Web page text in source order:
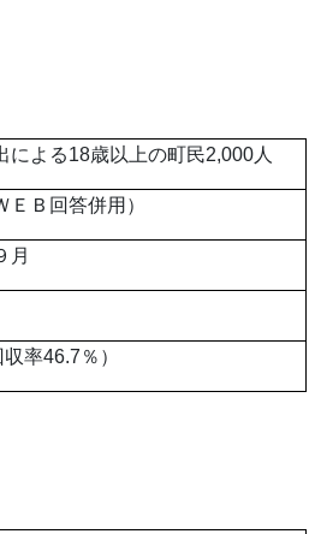
による18歳以上の町民2,000人
ＥＢ回答併用）
月
率46.7％）